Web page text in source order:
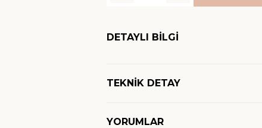
DETAYLI BİLGİ
TEKNİK DETAY
YORUMLAR